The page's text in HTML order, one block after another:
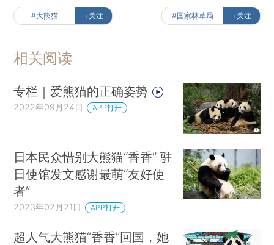
#大熊猫 +关注 #国家林草局 +关注
相关阅读
专栏｜爱熊猫的正确姿势
2022年09月24日 APP打开
日本民众惜别大熊猫“香香” 驻
日使馆发文感谢最萌“友好使
者”
2023年02月21日 APP打开
超人气大熊猫“香香”回国，她